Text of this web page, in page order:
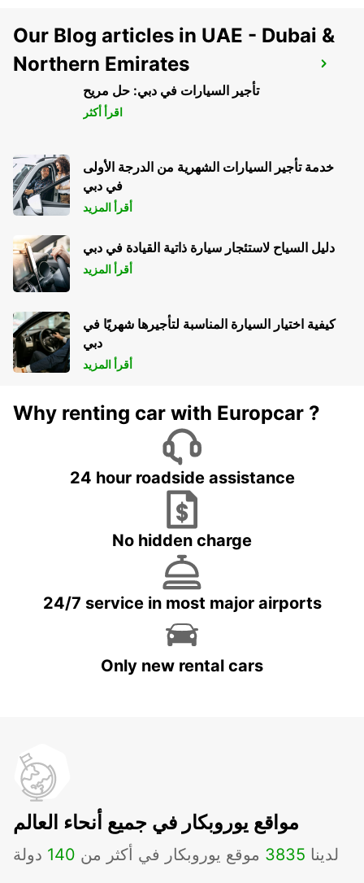
MEXICALI AIRPORT
MEXICALI - MEXICO
Our Blog articles in UAE - Dubai &
Northern Emirates
تأجير السيارات في دبي: حل مريح
اقرأ أكثر
خدمة تأجير السيارات الشهرية من الدرجة الأولى
في دبي
أقرأ المزيد
دليل السياح لاستئجار سيارة ذاتية القيادة في دبي
أقرأ المزيد
كيفية اختيار السيارة المناسبة لتأجيرها شهريًا في
دبي
أقرأ المزيد
Why renting car with Europcar ?
24 hour roadside assistance
No hidden charge
24/7 service in most major airports
Only new rental cars
مواقع يوروبكار في جميع أنحاء العالم
لدينا 3835 موقع يوروبكار في أكثر من 140 دولة